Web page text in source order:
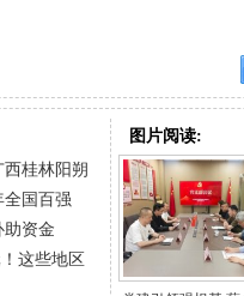
西桂林阳朔
全国百强
助资金
这些地区
图片阅读: